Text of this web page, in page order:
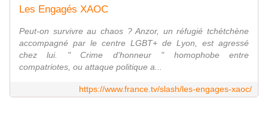
Les Engagés XAOC
Peut-on survivre au chaos ? Anzor, un réfugié tchétchène
accompagné par le centre LGBT+ de Lyon, est agressé
chez lui. " Crime d'honneur " homophobe entre
compatriotes, ou attaque politique a...
https://www.france.tv/slash/les-engages-xaoc/